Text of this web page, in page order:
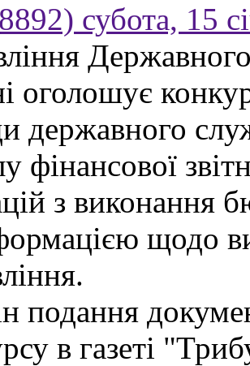
субота, 15
оголошує
державного
фінансової
з виконання
щодо
подання
в газеті